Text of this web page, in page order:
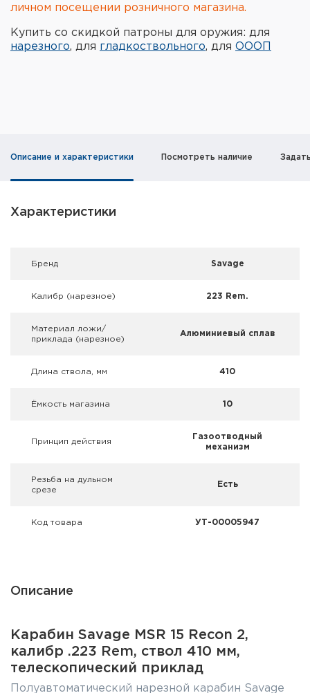
Термосы, термосумки, бутылки
Мишени
Дартс
Аксессуары
Комплекты
личном посещении розничного магазина.
Купить со скидкой патроны для оружия: для
нарезного, для гладкоствольного, для ОООП
Описание и характеристики Посмотреть наличие
Характеристики
Брeнд Savage
Калибр (нарезное) 223 Rem.
Материал ложи/
приклада (нарезное)
Алюминиевый сплав
Длина ствола, мм 410
Ёмкость магазина 10
Принцип действия
Газоотводный
механизм
Резьба на дульном
срезе
Есть
Код товара УТ-00005947
Описание
Карабин Savage MSR 15 Recon 2,
калибр .223 Rem, ствол 410 мм,
телескопический приклад
Полуавтоматический нарезной карабин Savage